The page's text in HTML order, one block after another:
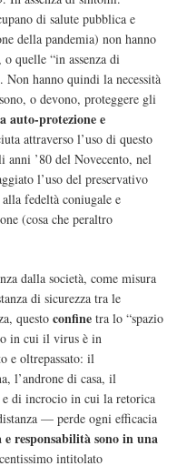
di salute pubblica e
della pandemia) non hanno
quelle “in assenza di
hanno quindi la necessità
o devono, proteggere gli
auto-protezione e
attraverso l’uso di questo
anni ’80 del Novecento, nel
l’uso del preservativo
fedeltà coniugale e
(cosa che peraltro
dalla società, come misura
di sicurezza tra le
questo confine tra lo “spazio
in cui il virus è in
e oltrepassato: il
l’androne di casa, il
di incrocio in cui la retorica
— perde ogni efficacia
responsabilità sono in una
intitolato